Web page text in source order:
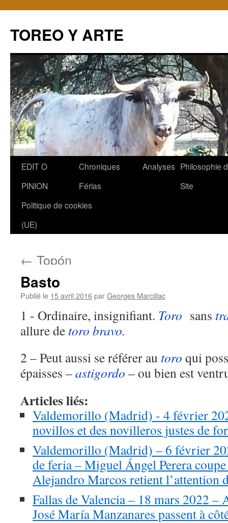
TOREO Y ARTE
Aller
contenu
EDIT O
PINION
Chroniques
Férias
Analyses Philosophie
Site
Politique de cookies
(UE)
← Topón
Basto
Publié le 15 avril 2016parGeorges Marcillac
1 - Ordinaire, insignifiant. Toro sans
allure de toro bravo.
2 – Peut aussi se référer au toro qui
épaisses –astigordo – ou bien est
Articles liés:
Valdemorillo (Madrid) - 4 février
novillos et des novilleros justes de
Valdemorillo (Madrid) – 6 février
de feria – Miguel Ángel Perera
Alejandro Marcos retient l’attention
Fallas de Valencia – 18 mars 2022 –
José María Manzanares passent à